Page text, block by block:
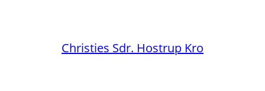
Christies Sdr. Hostrup Kro